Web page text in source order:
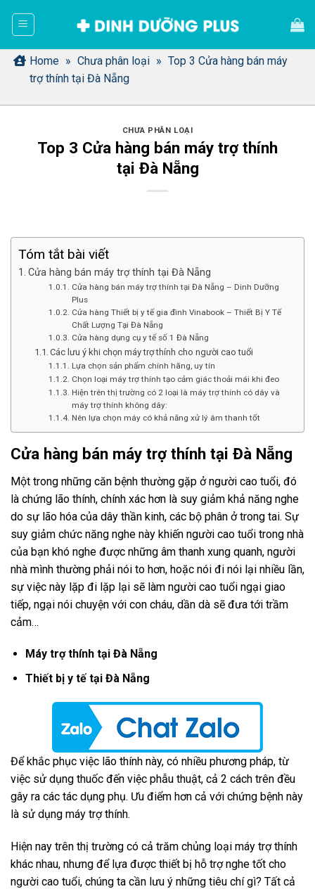
dung Home » Chưa phân loại » Top 3 Cửa hàng bán máy
trợ thính tại Đà Nẵng
CHƯA PHÂN LOẠI
Top 3 Cửa hàng bán máy trợ thính
tại Đà Nẵng
Tóm tắt bài viết
Cửa hàng bán máy trợ thính tại Đà Nẵng
Cửa hàng bán máy trợ thính tại Đà Nẵng – Dinh Dưỡng
Plus
Cửa hàng Thiết bị y tế gia đình Vinabook – Thiết Bị Y Tế
Chất Lượng Tại Đà Nẵng
Cửa hàng dụng cụ y tế số 1 Đà Nẵng
Các lưu ý khi chọn máy trợ thính cho người cao tuổi
Lựa chọn sản phẩm chính hãng, uy tín
Chọn loại máy trợ thính tạo cảm giác thoải mái khi đeo
Hiện trên thị trường có 2 loại là máy trợ thính có dây và
máy trợ thính không dây:
Nên lựa chọn máy có khả năng xử lý âm thanh tốt
Cửa hàng bán máy trợ thính tại Đà Nẵng
Một trong những căn bệnh thường gặp ở người cao tuổi, đó
là chứng lão thính, chính xác hơn là suy giảm khả năng nghe
do sự lão hóa của dây thần kinh, các bộ phân ở trong tai. Sự
suy giảm chức năng nghe này khiến người cao tuổi trong nhà
của bạn khó nghe được những âm thanh xung quanh, người
nhà mình thường phải nói to hơn, hoặc nói đi nói lại nhiều lần,
sự việc này lặp đi lặp lại sẽ làm người cao tuổi ngại giao
tiếp, ngại nói chuyện với con cháu, dần dà sẽ đưa tới trầm
cảm…
Máy trợ thính tại Đà Nẵng
Thiết bị y tế tại Đà Nẵng
Để khắc phục việc lão thính này, có nhiều phương pháp, từ
việc sử dụng thuốc đến việc phẫu thuật, cả 2 cách trên đều
gây ra các tác dụng phụ. Ưu điểm hơn cả với chứng bệnh này
là sử dụng máy trợ thính.
Hiện nay trên thị trường có cả trăm chủng loại máy trợ thính
khác nhau, nhưng để lựa được thiết bị hỗ trợ nghe tốt cho
người cao tuổi, chúng ta cần lưu ý những tiêu chí gì? Tất cả